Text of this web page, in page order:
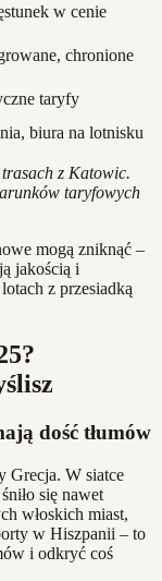
w cenie
chronione
taryfy
biura na lotnisku
z Katowic.
taryfowych
mogą zniknąć –
jakością i
z przesiadką
dość tłumów
Grecja. W siatce
się nawet
włoskich miast,
w Hiszpanii – to
i odkryć coś